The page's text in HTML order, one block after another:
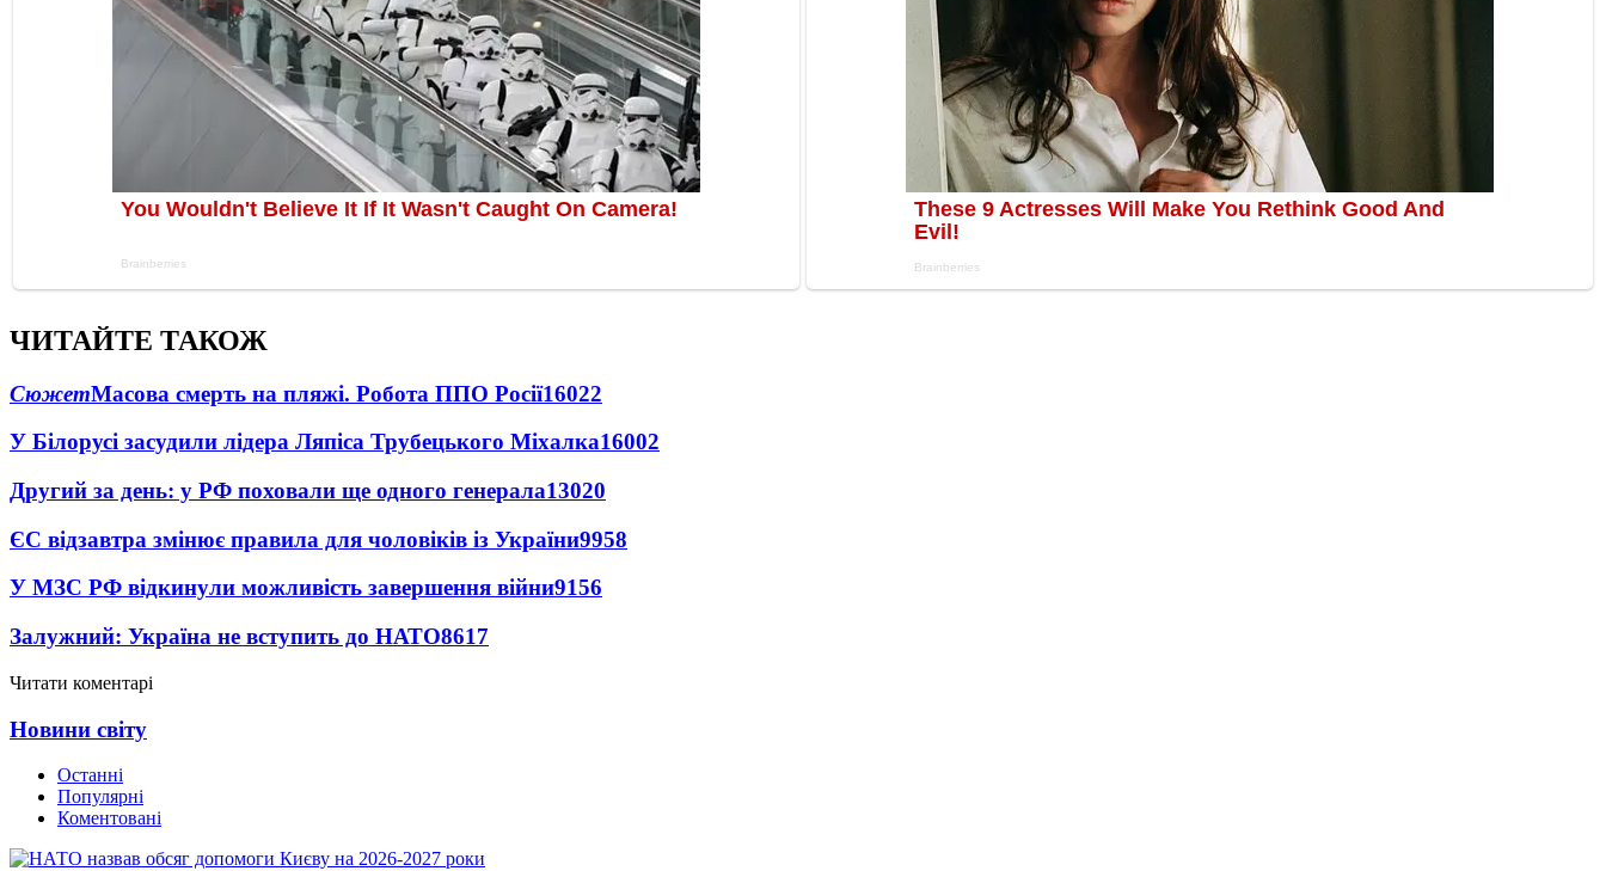
ЧИТАЙТЕ ТАКОЖ
СюжетМасова смерть на пляжі. Робота ППО Росії16022
У Білорусі засудили лідера Ляпіса Трубецького Міхалка16002
Другий за день: у РФ поховали ще одного генерала13020
ЄС відзавтра змінює правила для чоловіків із України9958
У МЗС РФ відкинули можливість завершення війни9156
Залужний: Україна не вступить до НАТО8617
Читати коментарі
Новини світу
Останні
Популярні
Коментовані